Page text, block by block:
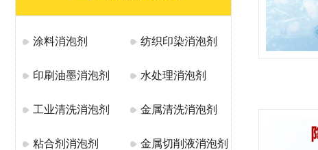
涂料消泡剂 纺织印染消泡剂
印刷油墨消泡剂 水处理消泡剂
工业清洗消泡剂 金属清洗消泡剂
粘合剂消泡剂 金属切削液消泡剂